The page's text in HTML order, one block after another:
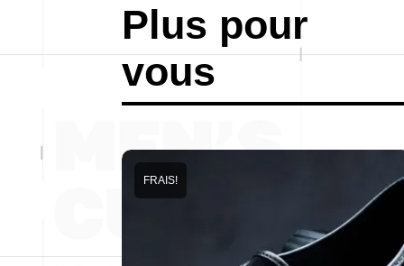
Plus pour
vous
FRAIS!